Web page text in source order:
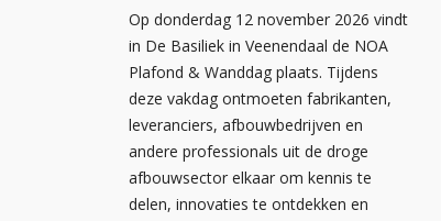
Op donderdag 12 november 2026 vindt
in De Basiliek in Veenendaal de NOA
Plafond & Wanddag plaats. Tijdens
deze vakdag ontmoeten fabrikanten,
leveranciers, afbouwbedrijven en
andere professionals uit de droge
afbouwsector elkaar om kennis te
delen, innovaties te ontdekken en